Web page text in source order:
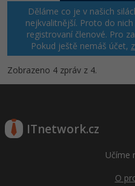
Windows
Linux
Sítě
Elektronický podpis
Fórum
Děláme co je v našich
nejkvalitnější. Proto do
registrovaní členové. Pro
Pokud ještě nemáš účet,
Zobrazeno 4 zpráv z 4.
ITnetwork.cz
Učíme
O